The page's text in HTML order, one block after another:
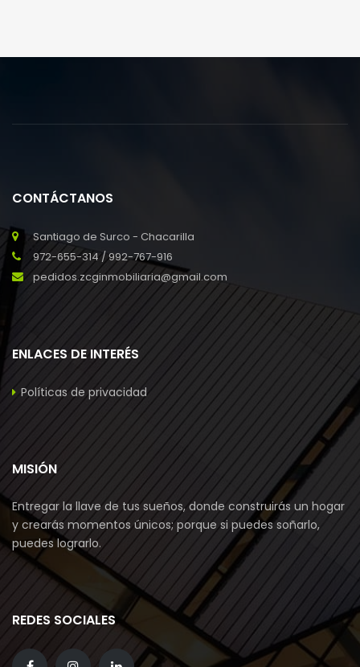
CONTÁCTANOS
Santiago de Surco - Chacarilla
972-655-314 / 992-767-916
pedidos.zcginmobiliaria@gmail.com
ENLACES DE INTERÉS
Políticas de privacidad
MISIÓN
Entregar la llave de tus sueños, donde construirás un hogar
y crearás momentos únicos; porque si puedes soñarlo,
puedes lograrlo.
REDES SOCIALES